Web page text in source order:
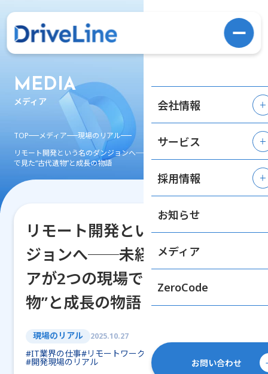
会社情報
サービス
採用情報
お知らせ
メディア
ZeroCode
お問い合わせ
MEDIA
メディア
TOP メディア
現場のリアル
リモート開発という名のダンジョンへ──未経験エンジニアが2つの現場
で見た“古代遺物”と成長の物語
リモート開発という名のダン
ジョンへ──未経験エンジニ
アが2つの現場で見た“古代遺
物”と成長の物語
現場のリアル 2025.10.27
#IT業界の仕事#リモートワーク #未経験からエンジニア
#開発現場のリアル